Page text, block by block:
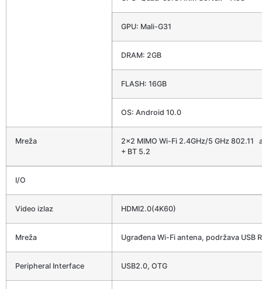
GPU: Mali-G31
DRAM: 2GB
FLASH: 16GB
OS: Android 10.0
Mreža
2×2 MIMO Wi-Fi 2.4GHz/5 GHz
+ BT 5.2
I/O
Video izlaz HDMI2.0(4K60)
Mreža Ugrađena Wi-Fi antena, podržava USB
Peripheral Interface USB2.0, OTG